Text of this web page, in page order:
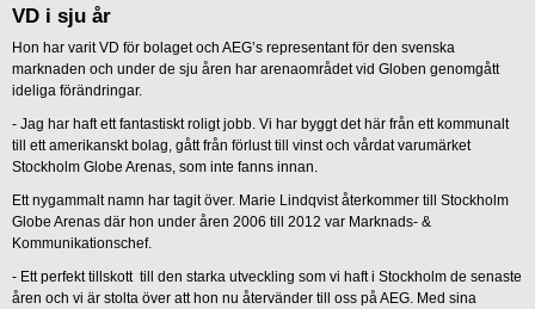
VD i sju år
Hon har varit VD för bolaget och AEG’s representant för den svenska
marknaden och under de sju åren har arenaområdet vid Globen genomgått
ideliga förändringar.
- Jag har haft ett fantastiskt roligt jobb. Vi har byggt det här från ett kommunalt
till ett amerikanskt bolag, gått från förlust till vinst och vårdat varumärket
Stockholm Globe Arenas, som inte fanns innan.
Ett nygammalt namn har tagit över. Marie Lindqvist återkommer till Stockholm
Globe Arenas där hon under åren 2006 till 2012 var Marknads- &
Kommunikationschef.
- Ett perfekt tillskott till den starka utveckling som vi haft i Stockholm de senaste
åren och vi är stolta över att hon nu återvänder till oss på AEG. Med sina